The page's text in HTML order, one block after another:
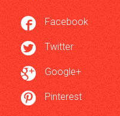
 Facebook
 Twitter
 Google+
 Pinterest